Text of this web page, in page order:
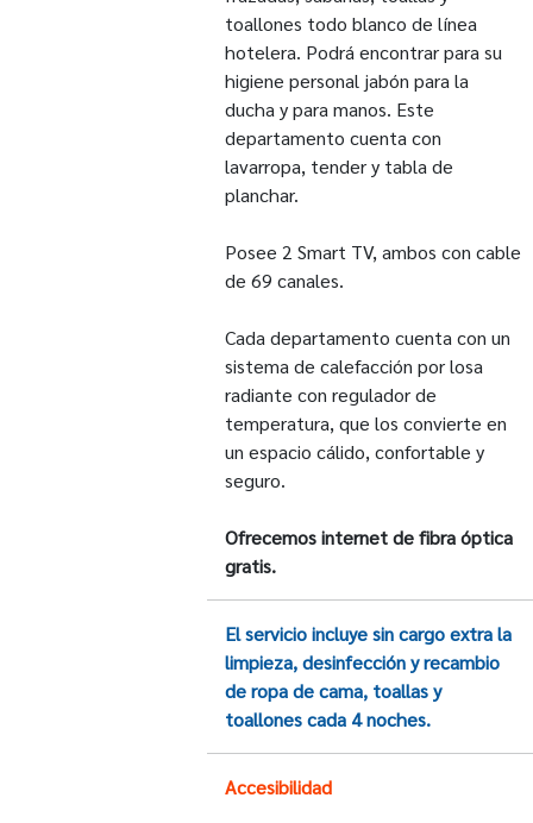
toallones todo blanco de línea
hotelera. Podrá encontrar para su
higiene personal jabón para la
ducha y para manos. Este
departamento cuenta con
lavarropa, tender y tabla de
planchar.
Posee 2 Smart TV, ambos con cable
de 69 canales.
Cada departamento cuenta con un
sistema de calefacción por losa
radiante con regulador de
temperatura, que los convierte en
un espacio cálido, confortable y
seguro.
Ofrecemos internet de fibra óptica
gratis.
El servicio incluye sin cargo extra la
limpieza, desinfección y recambio
de ropa de cama, toallas y
toallones cada 4 noches.
Accesibilidad